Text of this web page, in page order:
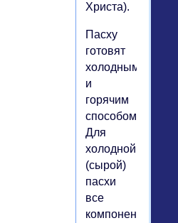
Христа).
Пасху
готовят
холодным
и
горячим
способом.
Для
холодной
(сырой)
пасхи
все
компоненты